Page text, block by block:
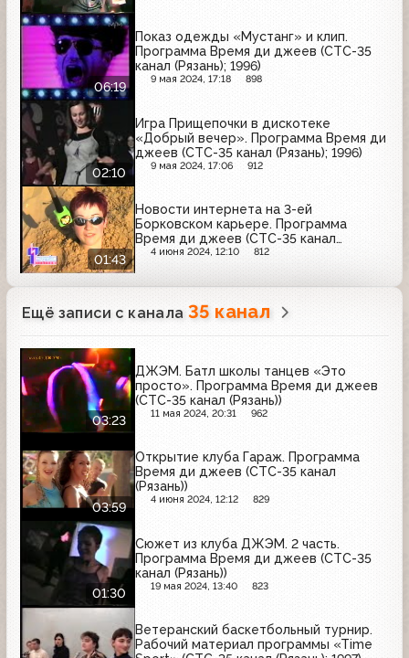
06:19
Показ одежды «Мустанг» и клип.
Программа Время ди джеев (СТС-35
канал (Рязань); 1996)
9 мая 2024, 17:18 898
02:10
Игра Прищепочки в дискотеке
«Добрый вечер». Программа Время ди
джеев (СТС-35 канал (Рязань); 1996)
9 мая 2024, 17:06 912
01:43
Новости интернета на 3-ей
Борковском карьере. Программа
Время ди джеев (СТС-35 канал
(Рязань))
4 июня 2024, 12:10 812
Ещё записи с канала 35 канал
03:23
ДЖЭМ. Батл школы танцев «Это
просто». Программа Время ди джеев
(СТС-35 канал (Рязань))
11 мая 2024, 20:31 962
03:59
Открытие клуба Гараж. Программа
Время ди джеев (СТС-35 канал
(Рязань))
4 июня 2024, 12:12 829
01:30
Сюжет из клуба ДЖЭМ. 2 часть.
Программа Время ди джеев (СТС-35
канал (Рязань))
19 мая 2024, 13:40 823
Ветеранский баскетбольный турнир.
Рабочий материал программы «Time